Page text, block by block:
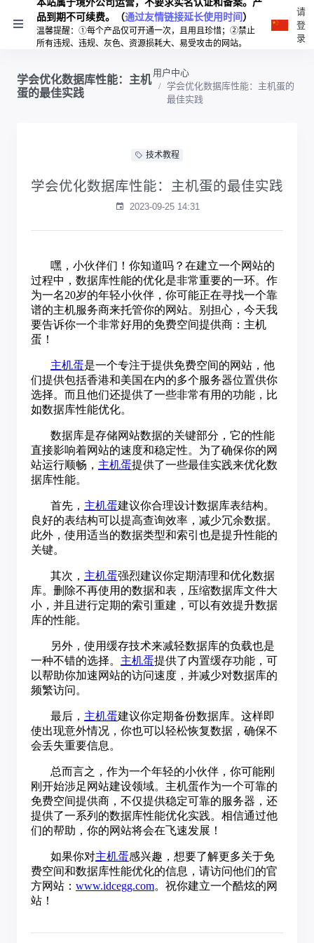
品到期不可续费。（通过友情链接延长使用时间）
温馨提醒：①每个产品仅可开通一次，且用且珍惜；②禁止
所有违规、违规、灰色、资源损耗大、易受攻击的网站。
请
登
录
学会优化数据库性能：主机
蛋的最佳实践
用户中心
学会优化数据库性能：主机蛋的
最佳实践
技术教程
学会优化数据库性能：主机蛋的最佳实践
2023-09-25 14:31